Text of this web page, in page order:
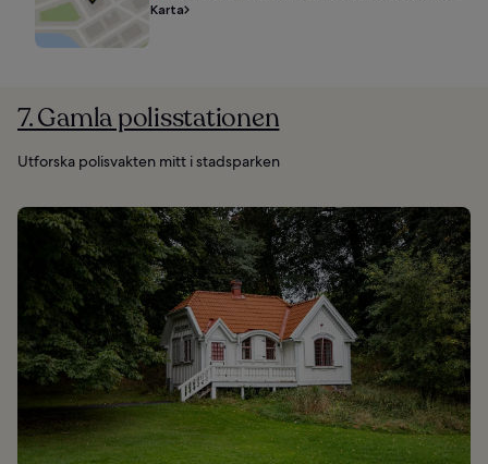
Karta
7. Gamla polisstationen
Utforska polisvakten mitt i stadsparken